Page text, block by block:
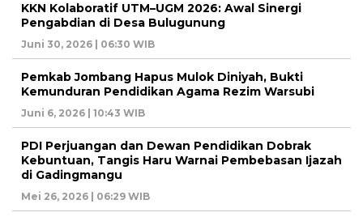
KKN Kolaboratif UTM–UGM 2026: Awal Sinergi
Pengabdian di Desa Bulugunung
Juni 30, 2026 | 06:30 WIB
Pemkab Jombang Hapus Mulok Diniyah, Bukti
Kemunduran Pendidikan Agama Rezim Warsubi
Juni 6, 2026 | 10:43 WIB
PDI Perjuangan dan Dewan Pendidikan Dobrak
Kebuntuan, Tangis Haru Warnai Pembebasan Ijazah
di Gadingmangu
Mei 26, 2026 | 06:29 WIB